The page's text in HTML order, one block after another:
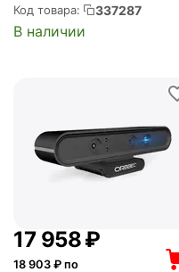
Sink_Short)
Код товара: 337287
В наличии
17 958₽
18 903 ₽ по